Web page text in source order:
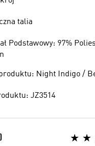
talia
Podstawowy: 97%
Night Indigo /
JZ3514